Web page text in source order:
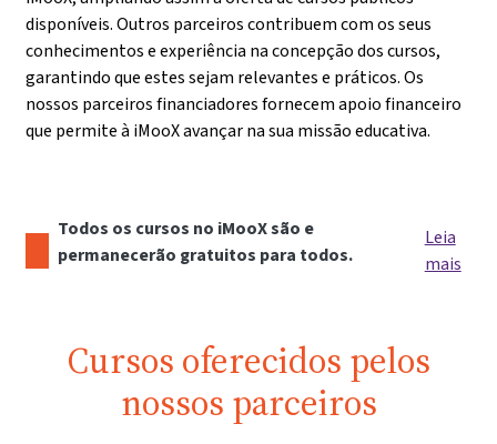
disponíveis. Outros parceiros contribuem com os seus
conhecimentos e experiência na concepção dos cursos,
garantindo que estes sejam relevantes e práticos. Os
nossos parceiros financiadores fornecem apoio financeiro
que permite à iMooX avançar na sua missão educativa.
Todos os cursos no iMooX são e
permanecerão gratuitos para todos.
Leia
mais
Cursos oferecidos pelos
nossos parceiros